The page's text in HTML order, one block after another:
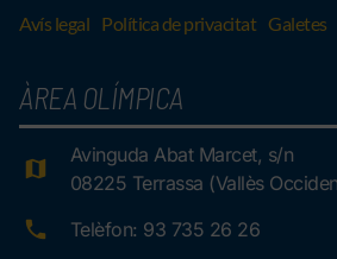
Avís legal Política de privacitat Galetes
ÀREA OLÍMPICA
Avinguda Abat Marcet, s/n
08225 Terrassa (Vallès
Telèfon: 93 735 26 26